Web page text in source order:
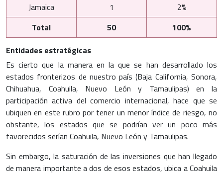
Jamaica
1
2%
Total
50
100%
Entidades estratégicas
Es cierto que la manera en la que se han desarrollado los
estados fronterizos de nuestro país (Baja California, Sonora,
Chihuahua, Coahuila, Nuevo León y Tamaulipas) en la
participación activa del comercio internacional, hace que se
ubiquen en este rubro por tener un menor índice de riesgo, no
obstante, los estados que se podrían ver un poco más
favorecidos serían Coahuila, Nuevo León y Tamaulipas.
Sin embargo, la saturación de las inversiones que han llegado
de manera importante a dos de esos estados, ubica a Coahuila